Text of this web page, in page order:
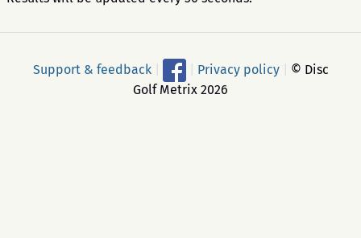
Support & feedback Privacy policy
© Disc
Golf Metrix 2026